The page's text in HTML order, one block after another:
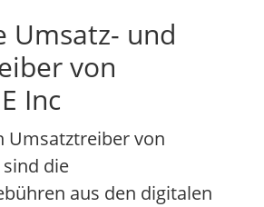
Umsatz- und
von
Inc
Umsatztreiber von
sind die
aus den digitalen